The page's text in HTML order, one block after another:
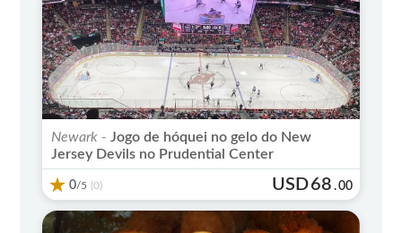
Newark - Jogo de hóquei no gelo do New
Jersey Devils no Prudential Center
0/5 (0) USD68 .00